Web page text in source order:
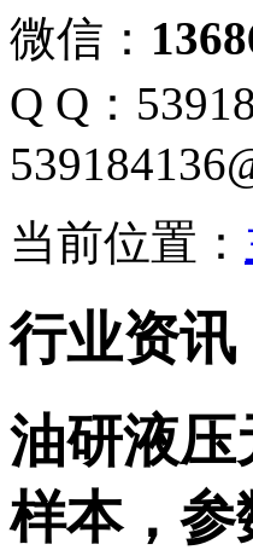
微信：
Q Q：
当前位置：
行业资讯
油研液
样本，参